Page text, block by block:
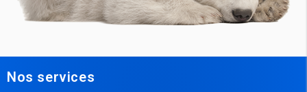
Nos services